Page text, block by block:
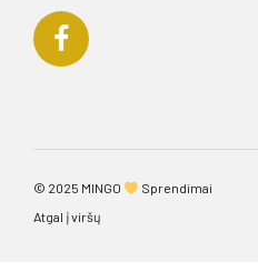
© 2025 MINGO
Sprendimai
Atgal į viršų